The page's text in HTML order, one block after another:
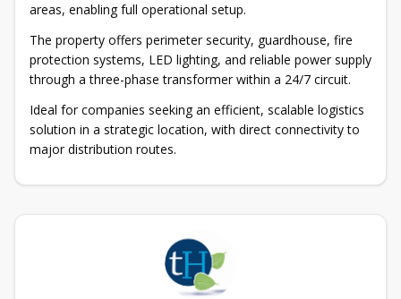
areas, enabling full operational setup.
The property offers perimeter security, guardhouse, fire
protection systems, LED lighting, and reliable power supply
through a three-phase transformer within a 24/7 circuit.
Ideal for companies seeking an efficient, scalable logistics
solution in a strategic location, with direct connectivity to
major distribution routes.